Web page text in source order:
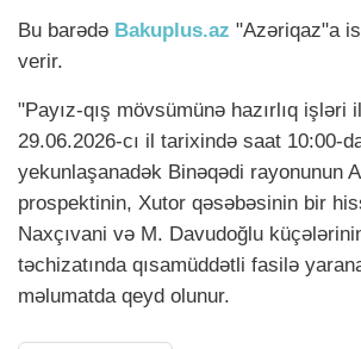
Bu barədə Bakuplus.az "Azəriqaz"a
verir.
"Payız-qış mövsümünə hazırlıq işləri
29.06.2026-cı il tarixində saat 10:00-
yekunlaşanadək Binəqədi rayonunun
prospektinin, Xutor qəsəbəsinin bir
Naxçıvani və M. Davudoğlu
təchizatında qısamüddətli fasilə
məlumatda qeyd olunur.